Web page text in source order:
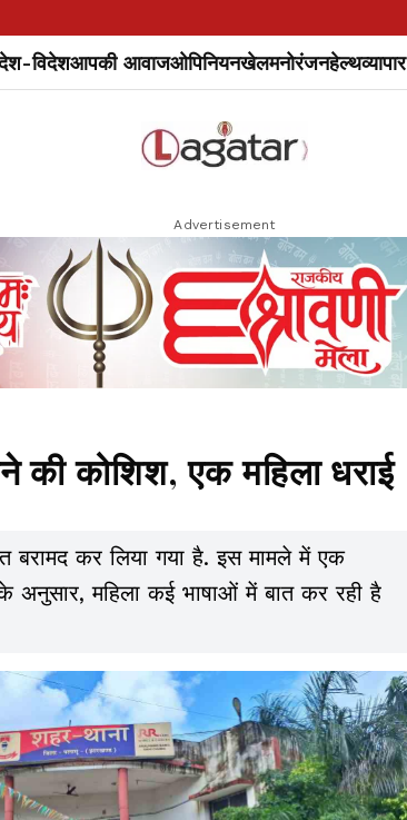
विदेशआपकी आवाजओपिनियनखेलमनोरंजनहेल्थव्यापार
Advertisement
की कोशिश, एक महिला धराई
बरामद कर लिया गया है. इस मामले में एक
अनुसार, महिला कई भाषाओं में बात कर रही है